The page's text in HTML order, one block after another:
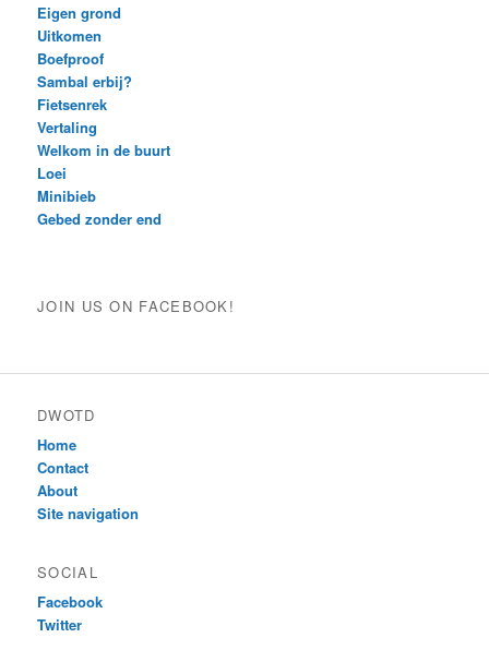
Eigen grond
Uitkomen
Boefproof
Sambal erbij?
Fietsenrek
Vertaling
Welkom in de buurt
Loei
Minibieb
Gebed zonder end
JOIN US ON FACEBOOK!
DWOTD
Home
Contact
About
Site navigation
SOCIAL
Facebook
Twitter